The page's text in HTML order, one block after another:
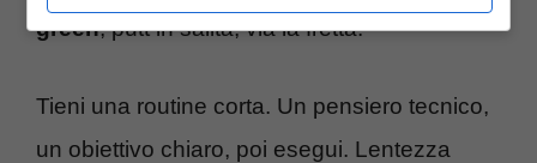
green, putt in salita, via la fretta.
Tieni una routine corta. Un pensiero tecnico,
un obiettivo chiaro, poi esegui. Lentezza